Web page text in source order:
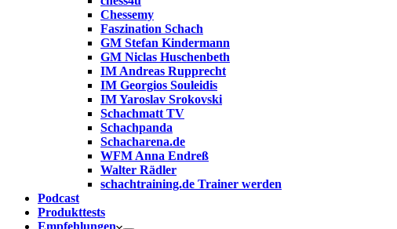
Chessemy
Faszination Schach
GM Stefan Kindermann
GM Niclas Huschenbeth
IM Andreas Rupprecht
IM Georgios Souleidis
IM Yaroslav Srokovski
Schachmatt TV
Schachpanda
Schacharena.de
WFM Anna Endreß
Walter Rädler
schachtraining.de Trainer werden
Podcast
Produkttests
Empfehlungen